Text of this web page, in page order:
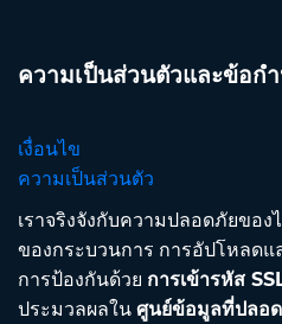
ความเป็นส่วนตัวและข้อก
เงื่อนไข
ความเป็นส่วนตัว
เราจริงจังกับความปลอดภัยขอ
ของกระบวนการ การอัปโหลดแ
การป้องกันด้วย การเข้ารหัส
ประมวลผลใน ศูนย์ข้อมูลที่ปลอ